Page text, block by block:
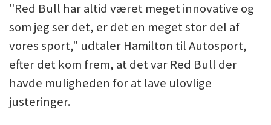
"Red Bull har altid været meget innovative og
som jeg ser det, er det en meget stor del af
vores sport," udtaler Hamilton til Autosport,
efter det kom frem, at det var Red Bull der
havde muligheden for at lave ulovlige
justeringer.